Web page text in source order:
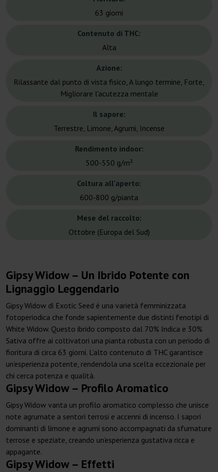
63 giorni
Contenuto di THC:
Alta
Azione:
Rilassante dal punto di vista fisico, A lungo termine, Forte,
Migliorare l'acutezza mentale
Il sapore:
Terrestre, Limone, Agrumi, Incense
Rendimento indoor:
500-550 g/m²
Coltura all'aperto:
600-800 g/pianta
Mese del raccolto:
Ottobre (Europa del Sud)
Gipsy Widow – Un Ibrido Potente con
Lignaggio Leggendario
Gipsy Widow di Exotic Seed è una varietà femminizzata
fotoperiodica che fonde sapientemente due distinti fenotipi di
White Widow. Questo ibrido composto dal 70% Indica e 30%
Sativa offre ai coltivatori una pianta robusta con un periodo di
fioritura di circa 63 giorni. L’alto contenuto di THC garantisce
un’esperienza potente, rendendola una scelta eccezionale per
chi cerca potenza e qualità.
Gipsy Widow – Profilo Aromatico
Gipsy Widow vanta un profilo aromatico complesso che unisce
note agrumate a sentori terrosi e accenni di incenso. I sapori
dominanti di limone e agrumi sono accompagnati da sfumature
terrose e speziate, creando un’esperienza gustativa ricca e
appagante.
Gipsy Widow – Effetti